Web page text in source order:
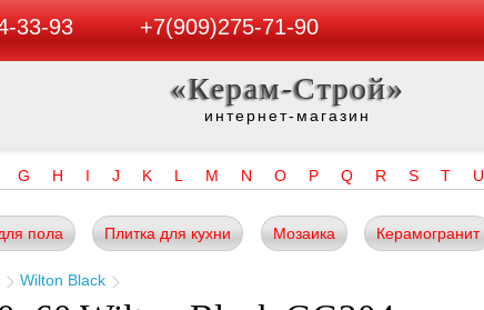
33-93 +7(909)275-71-90
«Керам-Строй»
интернет-магазин
G H I J K L M N O P Q R S T U
пола Плитка для кухни Мозаика Керамогранит
Wilton Black